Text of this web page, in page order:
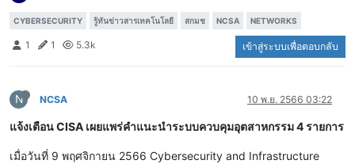
CYBERSECURITY รู้ทันข่าวสารเทคโนโลยี สกมช NCSA NETWORKS
1 1 5.3k เข้าสู่ระบบเพื่อตอบกลับ
N NCSA 10 พ.ย. 2566 03:22
แจ้งเตือน CISA เผยแพร่คำแนะนำระบบควบคุมอุตสาหกรรม 4 รายการ
เมื่อวันที่ 9 พฤศจิกายน 2566 Cybersecurity and Infrastructure